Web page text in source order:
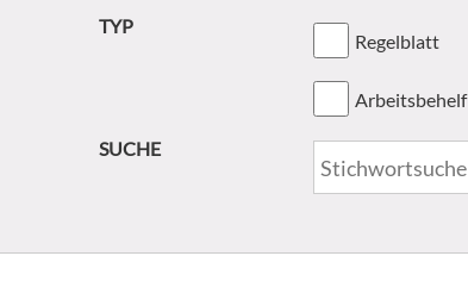
TYP
Regelblatt
Arbeitsbehelf
SUCHE